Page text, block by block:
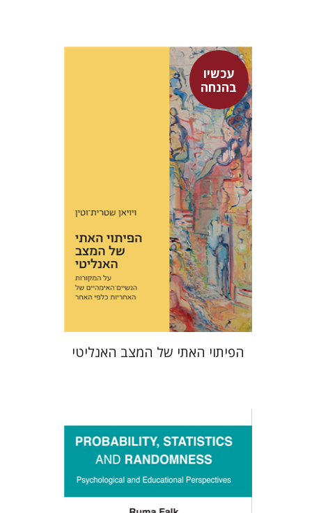
עכשיו
בהנחה
ויויאן שטרית-וטין
מיכל ספיר
עכשיו בהנחה
$31
הפיתוי האתי של המצב האנליטי